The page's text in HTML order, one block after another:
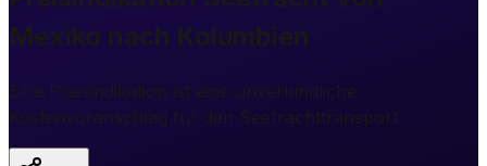
Mexiko nach Kolumbien
Eine Preisindikation ist eine unverbindliche
Kostenvoranschlag für den Seefrachttransport.